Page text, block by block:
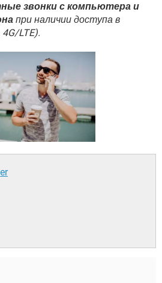
ВКОНТАКТЕ
GOOGLE
звонки с компьютера и
при наличии доступа в
LTE).